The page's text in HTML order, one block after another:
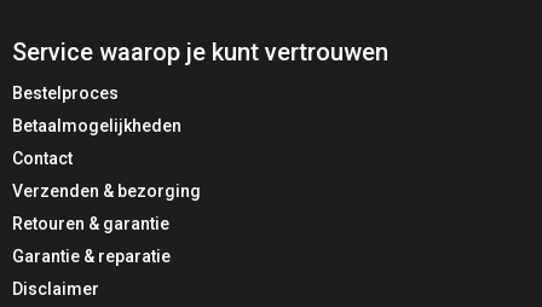
✔️ Voorkomt gemiste oproepen
✔️ Eenvoudige installatie
✔️ Verhoogt zichtbaarheid van beschikbaarheid
✔️ Professionele uitstraling op de werkplek
⚠️ Aandachtspunten
⚠️ USB-A poort vereist
⚠️ Functionaliteit afhankelijk van UC-software
Service waarop je kunt vertrouwen
Bestelproces
Betaalmogelijkheden
Contact
Verzenden & bezorging
Retouren & garantie
Garantie & reparatie
Disclaimer